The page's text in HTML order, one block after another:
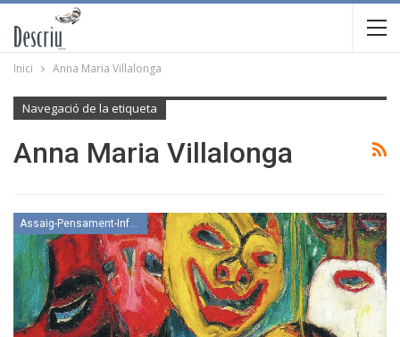
Inici Anna Maria Villalonga
Navegació de la etiqueta
Anna Maria Villalonga
Assaig-Pensament-Informació